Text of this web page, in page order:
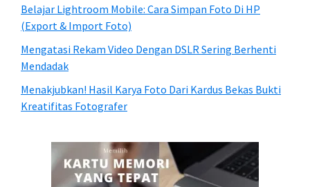
Belajar Lightroom Mobile: Cara Simpan Foto Di HP
(Export & Import Foto)
Mengatasi Rekam Video Dengan DSLR Sering Berhenti
Mendadak
Menakjubkan! Hasil Karya Foto Dari Kardus Bekas Bukti
Kreatifitas Fotografer